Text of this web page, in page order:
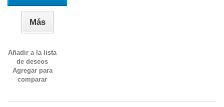
Más
Añadir a la lista
de deseos
Agregar para
comparar